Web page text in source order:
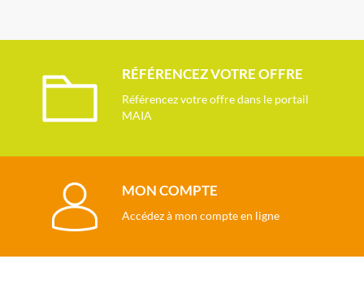
RÉFÉRENCEZ VOTRE OFFRE
Référencez votre offre dans le portail
MAIA
MON COMPTE
Accédez à mon compte en ligne